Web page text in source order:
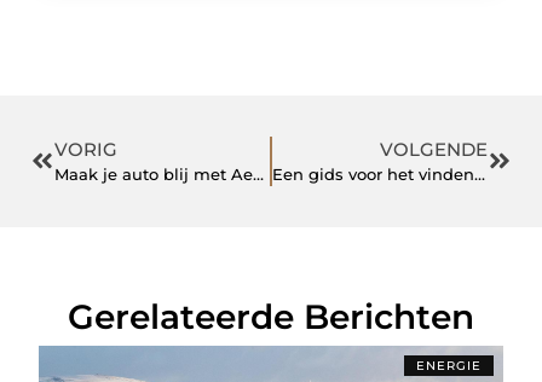
VORIG
Maak je auto blij met Aensõ autoshampoo
VOLGENDE
Een gids voor het vinden van de beste fietsenwinkels in Zuid-Holland
Gerelateerde Berichten
ENERGIE